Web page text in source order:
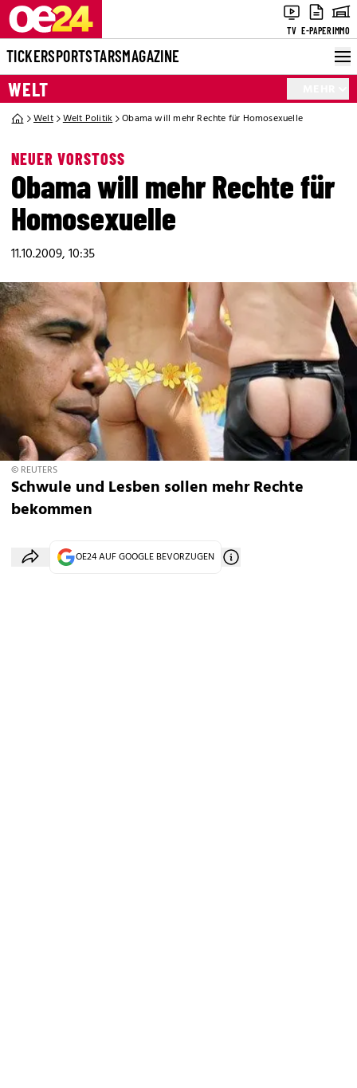
TV E-PAPERIMMO
TICKERSPORTSTARSMAGAZINE
WELT
Welt Welt Politik Obama will mehr Rechte für Homosexuelle
NEUER VORSTOSS
Obama will mehr Rechte für
Homosexuelle
11.10.2009, 10:35
© REUTERS
Schwule und Lesben sollen mehr Rechte
bekommen
OE24 AUF GOOGLE BEVORZUGEN